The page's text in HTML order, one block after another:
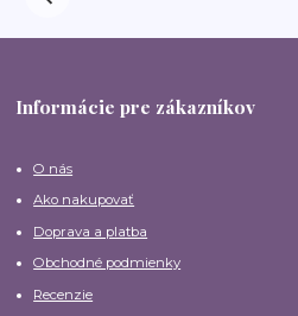
Informácie pre zákazníkov
O nás
Ako nakupovať
Doprava a platba
Obchodné podmienky
Recenzie